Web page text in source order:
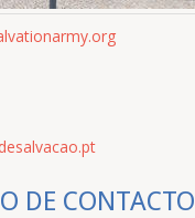
DE CONTACTO